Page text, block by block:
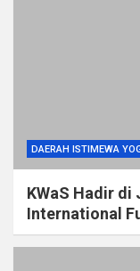
DAERAH ISTIMEWA
KWaS Hadir di
International